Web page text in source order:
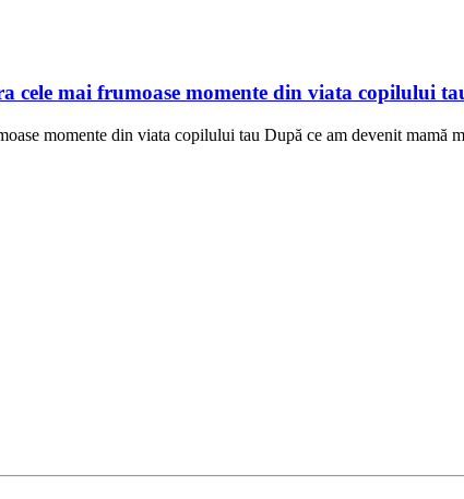
cele mai frumoase momente din viata copilului
momente din viata copilului tau După ce am devenit